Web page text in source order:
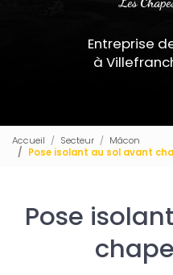
Entreprise
à
Accueil Secteur
Mâcon
Pose isolant au sol avant
Pose